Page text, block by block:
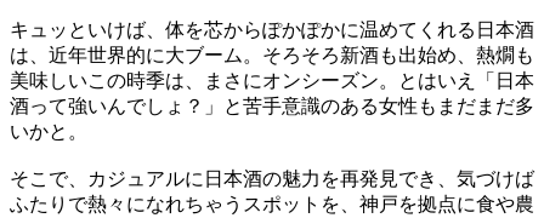
キュッといけば、体を芯からぽかぽかに温めてくれる日本酒
は、近年世界的に大ブーム。そろそろ新酒も出始め、熱燗も
美味しいこの時季は、まさにオンシーズン。とはいえ「日本
酒って強いんでしょ？」と苦手意識のある女性もまだまだ多
いかと。
そこで、カジュアルに日本酒の魅力を再発見でき、気づけば
ふたりで熱々になれちゃうスポットを、神戸を拠点に食や農